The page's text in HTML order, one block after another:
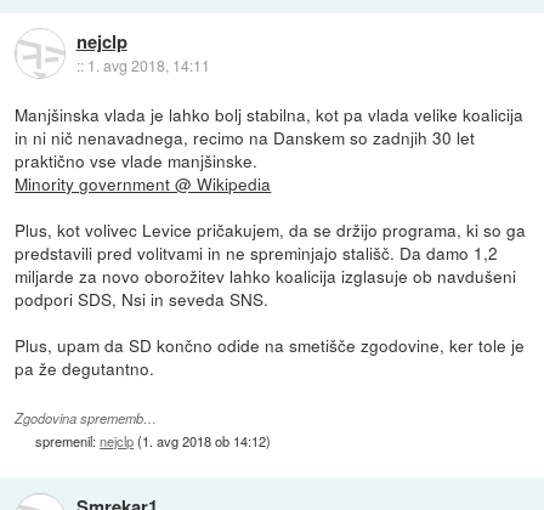
nejclp
:: 1. avg 2018, 14:11
Manjšinska vlada je lahko bolj stabilna, kot pa vlada velike koalicija
in ni nič nenavadnega, recimo na Danskem so zadnjih 30 let
praktično vse vlade manjšinske.
Minority government @ Wikipedia
Plus, kot volivec Levice pričakujem, da se držijo programa, ki so ga
predstavili pred volitvami in ne spreminjajo stališč. Da damo 1,2
miljarde za novo oborožitev lahko koalicija izglasuje ob navdušeni
podpori SDS, Nsi in seveda SNS.
Plus, upam da SD končno odide na smetišče zgodovine, ker tole je
pa že degutantno.
Zgodovina sprememb…
spremenil:nejclp(1. avg 2018 ob 14:12)